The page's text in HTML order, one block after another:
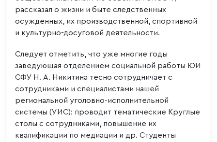
рассказал о жизни и быте следственных
осужденных, их производственной, спортивной
и культурно-досуговой деятельности.
Следует отметить, что уже многие годы
заведующая отделением социальной работы ЮИ
СФУ Н. А. Никитина тесно сотрудничает с
сотрудниками и специалистами нашей
региональной уголовно-исполнительной
системы (УИС): проводит тематические Круглые
столы с сотрудниками, повышение их
квалификации по медиации и др. Студенты